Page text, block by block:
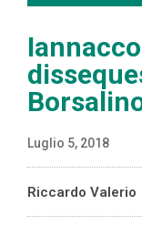
Luglio 5, 2018
Riccardo Valerio